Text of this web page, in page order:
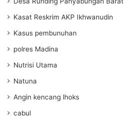
Kasat Reskrim AKP Ikhwanudin
Kasus pembunuhan
polres Madina
Nutrisi Utama
Natuna
Angin kencang lhoks
cabul